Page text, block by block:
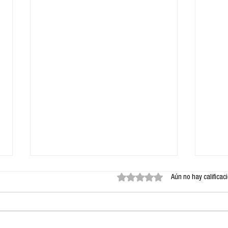
Obtuvo 0 de 5 estrellas.
Aún no hay